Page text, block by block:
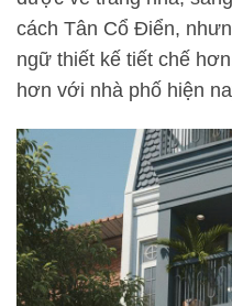
cách Tân Cổ Điển,
ngữ thiết kế tiết chế
hơn với nhà phố hiện